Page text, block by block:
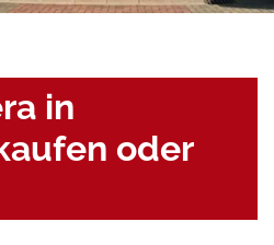
in
oder